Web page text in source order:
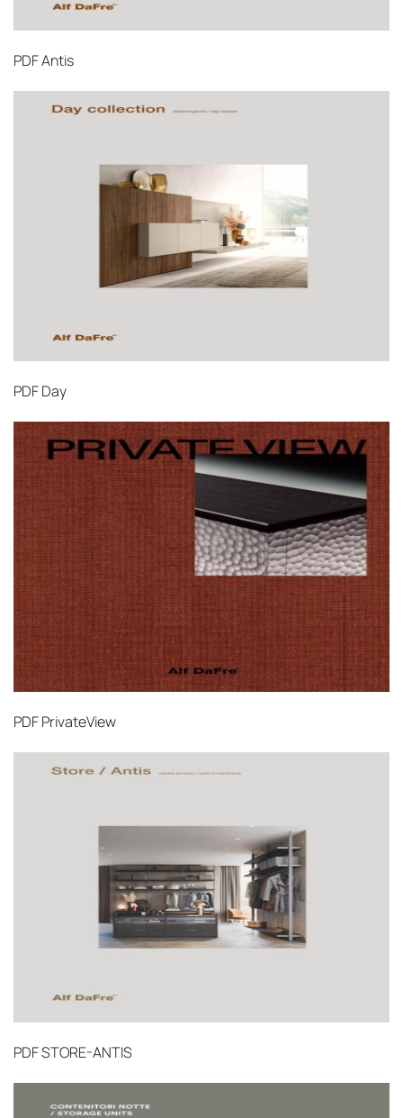
PDFAntis
PDFDay
PDFPrivateView
PDFSTORE-ANTIS